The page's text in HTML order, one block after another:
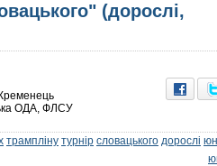
(дорослі,
ОДА, ФЛСУ
трампліну турнір словацького дорослі